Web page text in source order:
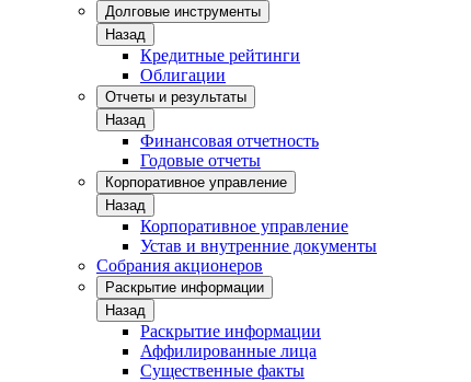
Долговые инструменты
Назад
Кредитные рейтинги
Облигации
Отчеты и результаты
Назад
Финансовая отчетность
Годовые отчеты
Корпоративное управление
Назад
Корпоративное управление
Устав и внутренние документы
Собрания акционеров
Раскрытие информации
Назад
Раскрытие информации
Аффилированные лица
Существенные факты